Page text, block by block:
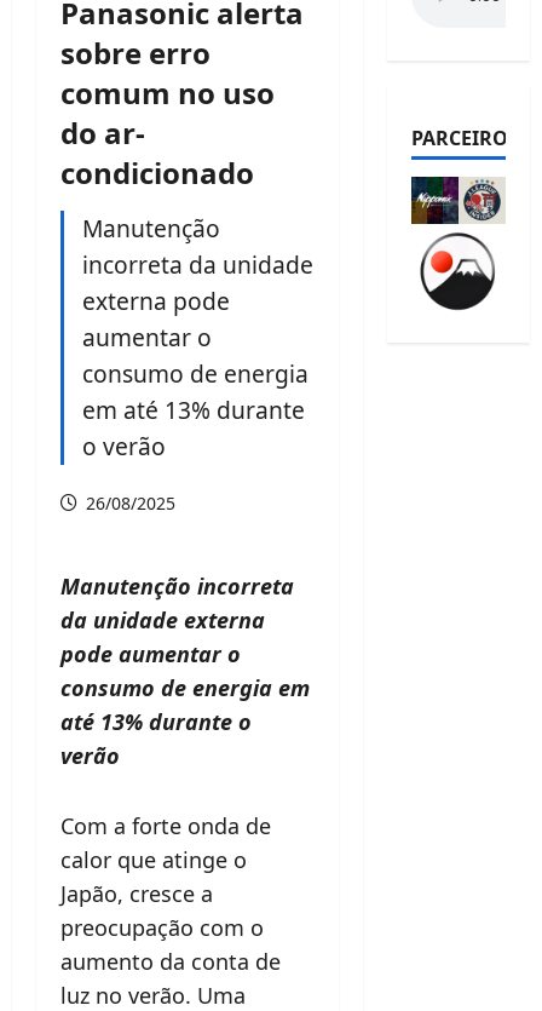
Panasonic alerta
sobre erro
comum no uso
do ar-
condicionado
Manutenção
incorreta da unidade
externa pode
aumentar o
consumo de energia
em até 13% durante
o verão
26/08/2025
Manutenção incorreta
da unidade externa
pode aumentar o
consumo de energia em
até 13% durante o
verão
Com a forte onda de
calor que atinge o
Japão, cresce a
preocupação com o
aumento da conta de
luz no verão. Uma
PARCEIROS